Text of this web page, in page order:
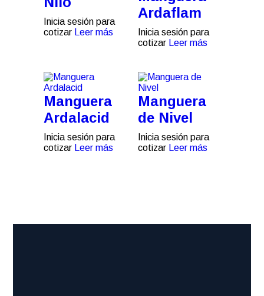
Inicia sesión para
cotizar Leer más
Ardaflam
Inicia sesión para
cotizar Leer más
Manguera
Ardalacid
Inicia sesión para
cotizar Leer más
Manguera
de Nivel
Inicia sesión para
cotizar Leer más